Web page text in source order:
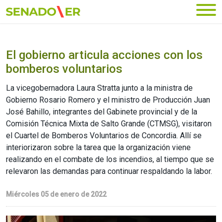
Ir al menú principal
El gobierno articula acciones con los
bomberos voluntarios
La vicegobernadora Laura Stratta junto a la ministra de
Gobierno Rosario Romero y el ministro de Producción Juan
José Bahillo, integrantes del Gabinete provincial y de la
Comisión Técnica Mixta de Salto Grande (CTMSG), visitaron
el Cuartel de Bomberos Voluntarios de Concordia. Allí se
interiorizaron sobre la tarea que la organización viene
realizando en el combate de los incendios, al tiempo que se
relevaron las demandas para continuar respaldando la labor.
Miércoles 05 de enero de 2022